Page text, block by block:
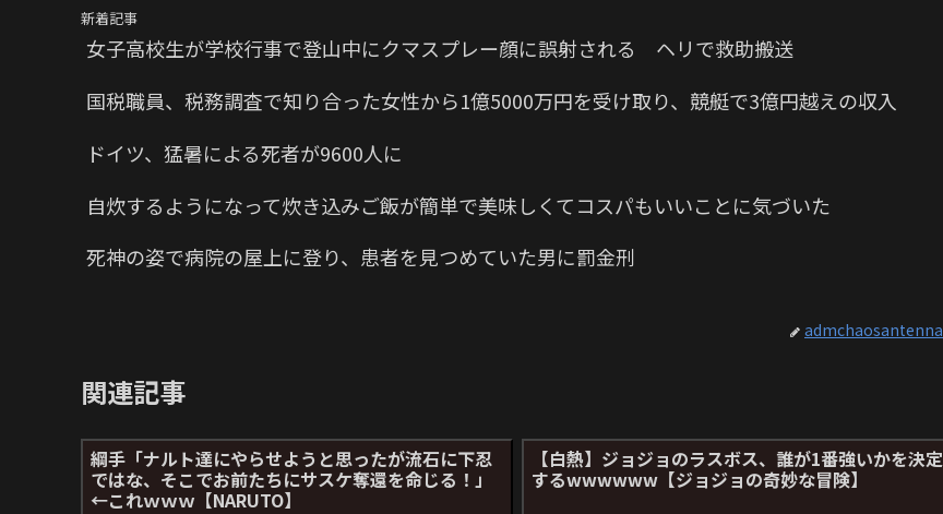
新着記事
女子高校生が学校行事で登山中にクマスプレー顔に誤射される ヘリで救助搬送
国税職員、税務調査で知り合った女性から1億5000万円を受け取り、競艇で3億円越えの収入
ドイツ、猛暑による死者が9600人に
自炊するようになって炊き込みご飯が簡単で美味しくてコスパもいいことに気づいた
死神の姿で病院の屋上に登り、患者を見つめていた男に罰金刑
admchaosantenna
関連記事
綱手「ナルト達にやらせようと思ったが流石に下忍
ではな、そこでお前たちにサスケ奪還を命じる！」
←これｗｗｗ【NARUTO】
【白熱】ジョジョのラスボス、誰が1番強いかを決定
するwwwwww【ジョジョの奇妙な冒険】